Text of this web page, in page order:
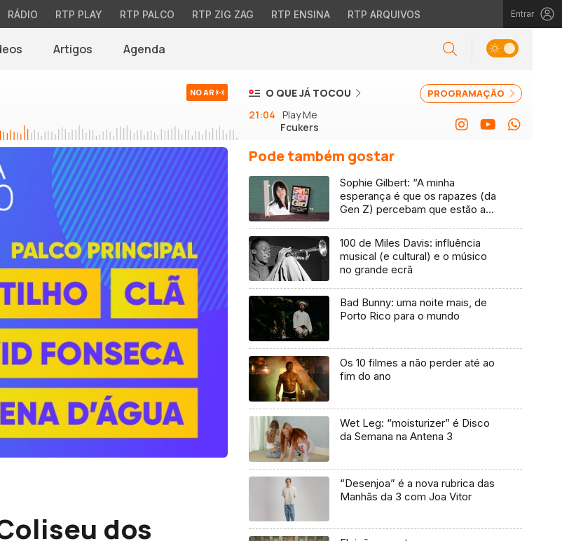
RÁDIO RTP PLAY RTP PALCO RTP ZIG ZAG RTP ENSINA RTP ARQUIVOS Entrar
Artigos Agenda
NO AR PROGRAMAÇÃO
O QUE JÁ TOCOU
21:04 Play Me
Fcukers
dos
Pode também gostar
Sophie Gilbert: “A minha
esperança é que os rapazes (da
Gen Z) percebam que estão a
100 de Miles Davis: influência
musical (e cultural) e o músico
no grande ecrã
Bad Bunny: uma noite mais, de
Porto Rico para o mundo
Os 10 filmes a não perder até ao
fim do ano
Wet Leg: “moisturizer” é Disco
da Semana na Antena 3
“Desenjoa” é a nova rubrica das
Manhãs da 3 com Joa Vitor